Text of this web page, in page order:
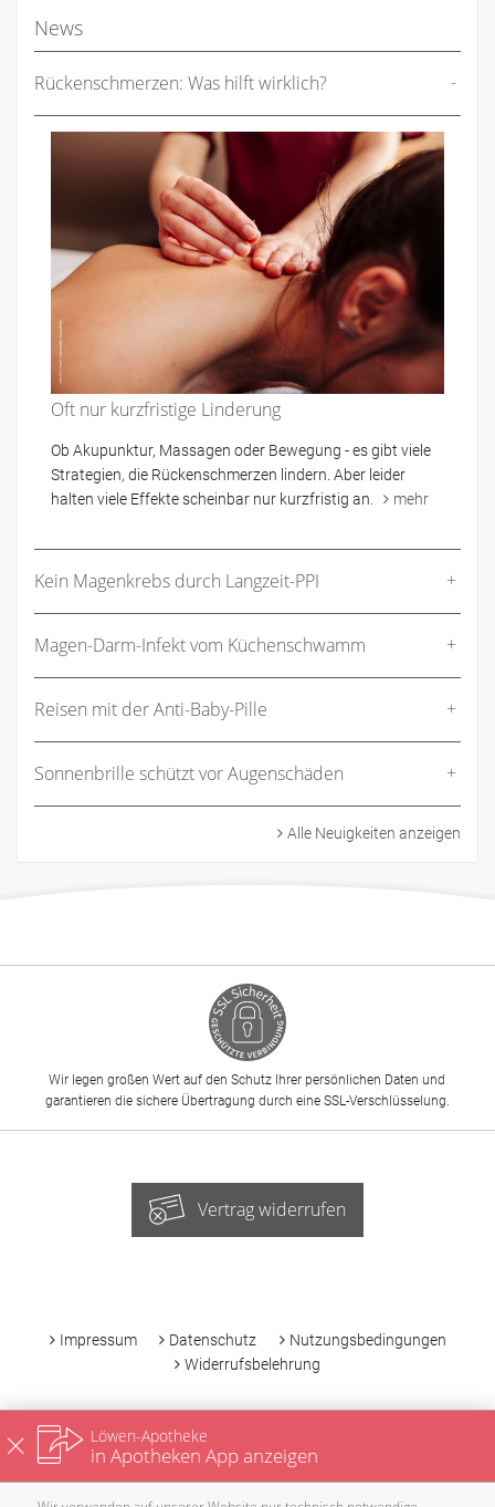
News
Rückenschmerzen: Was hilft wirklich?
Oft nur kurzfristige Linderung
Ob Akupunktur, Massagen oder Bewegung - es gibt viele
Strategien, die Rückenschmerzen lindern. Aber leider
halten viele Effekte scheinbar nur kurzfristig an.
mehr
Kein Magenkrebs durch Langzeit-PPI
Magen-Darm-Infekt vom Küchenschwamm
Reisen mit der Anti-Baby-Pille
Sonnenbrille schützt vor Augenschäden
Alle Neuigkeiten anzeigen
Wir legen großen Wert auf den Schutz Ihrer persönlichen Daten und
garantieren die sichere Übertragung durch eine SSL-Verschlüsselung.
Vertrag widerrufen
Impressum Datenschutz
Nutzungsbedingungen
Widerrufsbelehrung
Löwen-Apotheke
in Apotheken App anzeigen